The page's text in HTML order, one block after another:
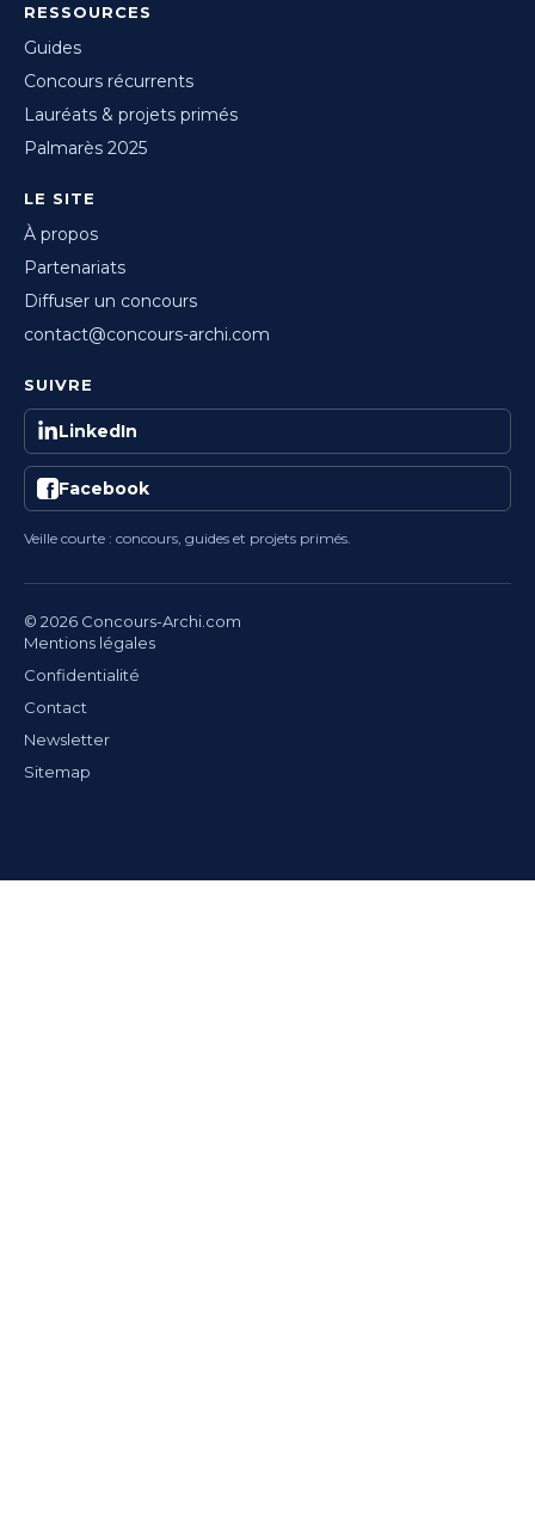
RESSOURCES
Guides
Concours récurrents
Lauréats & projets primés
Palmarès 2025
LE SITE
À propos
Partenariats
Diffuser un concours
contact@concours-archi.com
SUIVRE
LinkedIn
Facebook
Veille courte : concours, guides et projets primés.
© 2026 Concours-Archi.com
Mentions légales
Confidentialité
Contact
Newsletter
Sitemap